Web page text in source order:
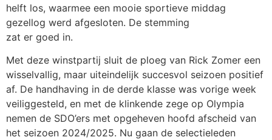
helft los, waarmee een mooie sportieve middag
gezellog werd afgesloten. De stemming
zat er goed in.
Met deze winstpartij sluit de ploeg van Rick Zomer een
wisselvallig, maar uiteindelijk succesvol seizoen positief
af. De handhaving in de derde klasse was vorige week
veiliggesteld, en met de klinkende zege op Olympia
nemen de SDO’ers met opgeheven hoofd afscheid van
het seizoen 2024/2025. Nu gaan de selectieleden